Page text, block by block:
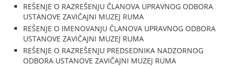
REŠENJE O RAZREŠENJU ČLANOVA UPRAVNOG ODBORA
USTANOVE ZAVIČAJNI MUZEJ RUMA
REŠENJE O IMENOVANJU ČLANOVA UPRAVNOG ODBORA
USTANOVE ZAVIČAJNI MUZEJ RUMA
REŠENJE O RAZREŠENJU PREDSEDNIKA NADZORNOG
ODBORA USTANOVE ZAVIČAJNI MUZEJ RUMA